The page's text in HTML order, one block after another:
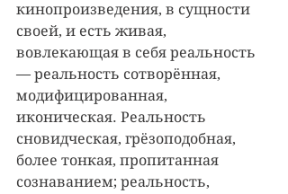
кинопроизведения, в сущности
своей, и есть живая,
вовлекающая в себя реальность
— реальность сотворённая,
модифицированная,
иконическая. Реальность
сновидческая, грёзоподобная,
более тонкая, пропитанная
сознаванием; реальность,